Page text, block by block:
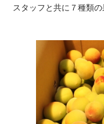
スタッフと共に７種類